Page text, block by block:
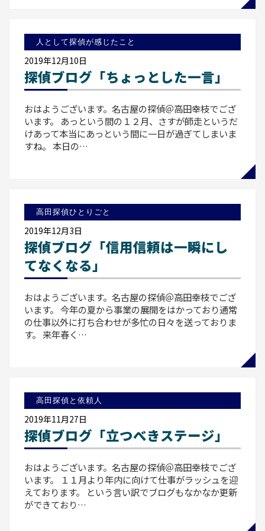
人として探偵が感じたこと
2019年12月10日
探偵ブログ「ちょっとした一言」
おはようございます。名古屋の探偵＠高田幸枝でござ
います。 あっという間の１２月、さすが師走というだ
けあって本当にあっという間に一日が過ぎてしまいま
すね。 本日の…
高田探偵ひとりごと
2019年12月3日
探偵ブログ「信用信頼は一瞬にし
てなくなる」
おはようございます。名古屋の探偵＠高田幸枝でござ
います。 今年の夏から事業の展開をはかっており通常
の仕事以外に打ち合わせが多忙の日々を送っておりま
す。 来年春く…
高田探偵と依頼人
2019年11月27日
探偵ブログ「立つべきステージ」
おはようございます。名古屋の探偵＠高田幸枝でござ
います。 １１月より年内に向けて仕事がラッシュを迎
えております。 という言い訳でブログもなかなか更新
ができており…